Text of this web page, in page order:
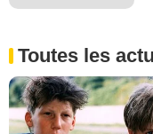
Toutes les